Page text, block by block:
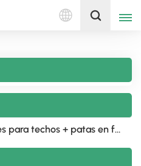
Español
русский